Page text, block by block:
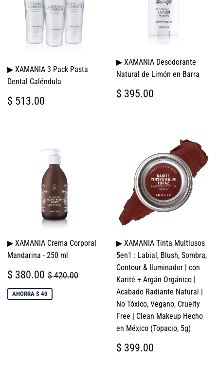
▶ XAMANIA 3 Pack Pasta
Dental Caléndula
PRECIO
HABITUAL
$ 513.00
▶ XAMANIA Desodorante
Natural de Limón en Barra
PRECIO
HABITUAL
$ 395.00
▶ XAMANIA Crema Corporal
Mandarina - 250 ml
PRECIO
DE
VENTA
$ 380.00 $
380.00
PRECIO HABITUAL
$ 420.00
AHORRA $ 40
▶ XAMANIA Tinta Multiusos
5en1 : Labial, Blush, Sombra,
Contour & Iluminador | con
Karité + Argán Orgánico |
Acabado Radiante Natural |
No Tóxico, Vegano, Cruelty
Free | Clean Makeup Hecho
en México (Topacio, 5g)
PRECIO
HABITUAL
$ 399.00